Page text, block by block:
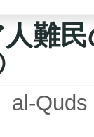
人難
Quds